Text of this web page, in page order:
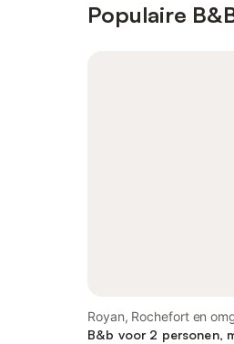
Populaire
Royan, Rochefort en
B&b voor 2 personen,